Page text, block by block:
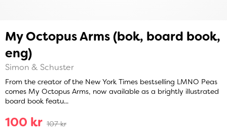
My Octopus Arms (bok, board book,
eng)
Simon & Schuster
From the creator of the New York Times bestselling LMNO Peas
comes My Octopus Arms, now available as a brightly illustrated
board book featu...
100 kr 107 kr